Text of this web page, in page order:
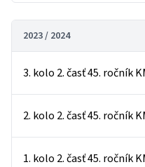
2023 / 2024
3. kolo 2. časť 45. ročník
2. kolo 2. časť 45. ročník
1. kolo 2. časť 45. ročník